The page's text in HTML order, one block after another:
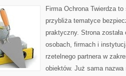
Firma Ochrona Twierdza
przybliża tematyce
praktyczny. Strona
osobach, firmach i
rzetelnego partnera w
obiektów. Już sama nazwa